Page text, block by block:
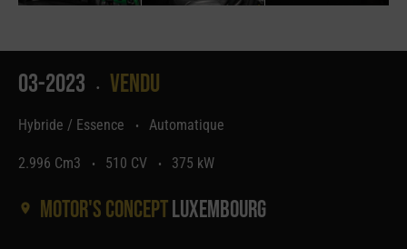
03-2023 • Vendu
Hybride / Essence • Automatique
2.996 Cm3 • 510 CV • 375 kW
Motor's conceptLuxembourg